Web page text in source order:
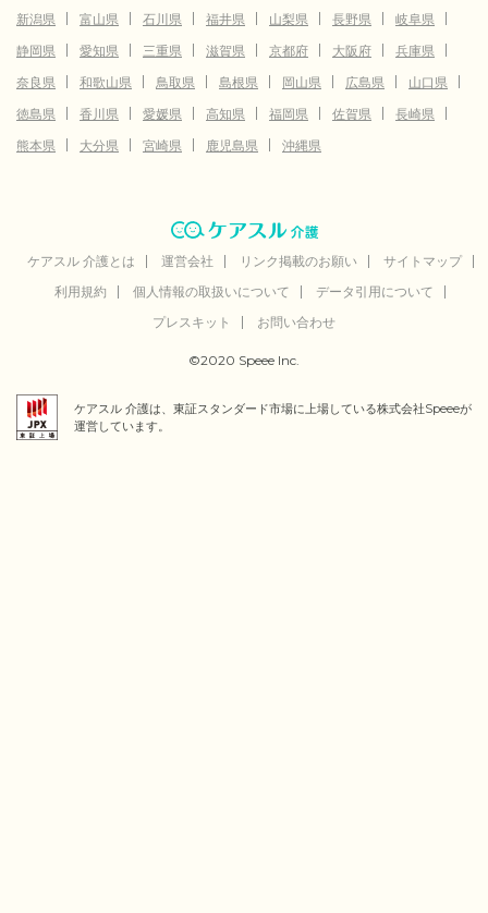
新潟県 富山県 石川県 福井県 山梨県 長野県
岐阜県
静岡県
愛知県 三重県 滋賀県 京都府 大阪府
兵庫県
奈良県
和歌山県 鳥取県 島根県 岡山県 広島県
山口県
徳島県
香川県 愛媛県 高知県 福岡県 佐賀県
長崎県
熊本県
大分県 宮崎県 鹿児島県 沖縄県
ケアスル 介護とは 運営会社 リンク掲載のお願い
サイトマップ
利用規約
個人情報の取扱いについて
データ引用について
プレスキット
お問い合わせ
©2020 Speee Inc.
ケアスル 介護は、東証スタンダード市場に上場している株式会社Speeeが
運営しています。